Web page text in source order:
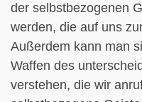
der selbstbezogenen
werden, die auf uns
Außerdem kann man
Waffen des
verstehen, die wir